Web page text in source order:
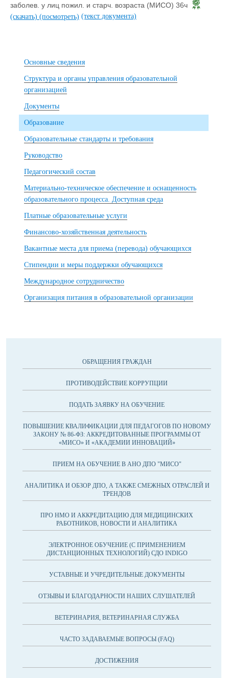
заболев. у лиц пожил. и старч. возраста (МИСО) 36ч
(скачать) (посмотреть) (текст документа)
Основные сведения
Структура и органы управления образовательной
организацией
Документы
Образование
Образовательные стандарты и требования
Руководство
Педагогический состав
Материально-техническое обеспечение и оснащенность
образовательного процесса. Доступная среда
Платные образовательные услуги
Финансово-хозяйственная деятельность
Вакантные места для приема (перевода) обучающихся
Стипендии и меры поддержки обучающихся
Международное сотрудничество
Организация питания в образовательной организации
ОБРАЩЕНИЯ ГРАЖДАН
ПРОТИВОДЕЙСТВИЕ КОРРУПЦИИ
ПОДАТЬ ЗАЯВКУ НА ОБУЧЕНИЕ
ПОВЫШЕНИЕ КВАЛИФИКАЦИИ ДЛЯ ПЕДАГОГОВ ПО НОВОМУ
ЗАКОНУ № 86-ФЗ: АККРЕДИТОВАННЫЕ ПРОГРАММЫ ОТ
«МИСО» И «АКАДЕМИИ ИННОВАЦИЙ»
ПРИЕМ НА ОБУЧЕНИЕ В АНО ДПО "МИСО"
АНАЛИТИКА И ОБЗОР ДПО, А ТАКЖЕ СМЕЖНЫХ ОТРАСЛЕЙ И
ТРЕНДОВ
ПРО НМО И АККРЕДИТАЦИЮ ДЛЯ МЕДИЦИНСКИХ
РАБОТНИКОВ, НОВОСТИ И АНАЛИТИКА
ЭЛЕКТРОННОЕ ОБУЧЕНИЕ (С ПРИМЕНЕНИЕМ
ДИСТАНЦИОННЫХ ТЕХНОЛОГИЙ) СДО INDIGO
УСТАВНЫЕ И УЧРЕДИТЕЛЬНЫЕ ДОКУМЕНТЫ
ОТЗЫВЫ И БЛАГОДАРНОСТИ НАШИХ СЛУШАТЕЛЕЙ
ВЕТЕРИНАРИЯ, ВЕТЕРИНАРНАЯ СЛУЖБА
ЧАСТО ЗАДАВАЕМЫЕ ВОПРОСЫ (FAQ)
ДОСТИЖЕНИЯ